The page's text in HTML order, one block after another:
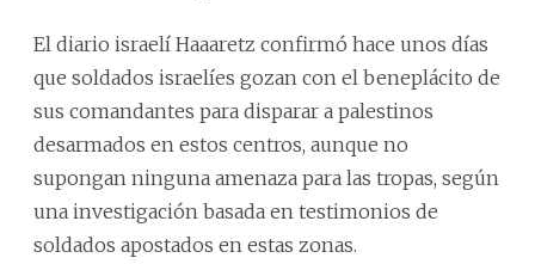
El diario israelí Haaaretz confirmó hace unos días
que soldados israelíes gozan con el beneplácito de
sus comandantes para disparar a palestinos
desarmados en estos centros, aunque no
supongan ninguna amenaza para las tropas, según
una investigación basada en testimonios de
soldados apostados en estas zonas.